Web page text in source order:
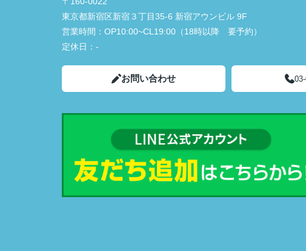
東京都新宿区新宿３丁目35-6 新宿アウンビル 9F
営業時間： OP10:00~CL19:00（18時以降 要予約）
定休日： -
お問い合わせ